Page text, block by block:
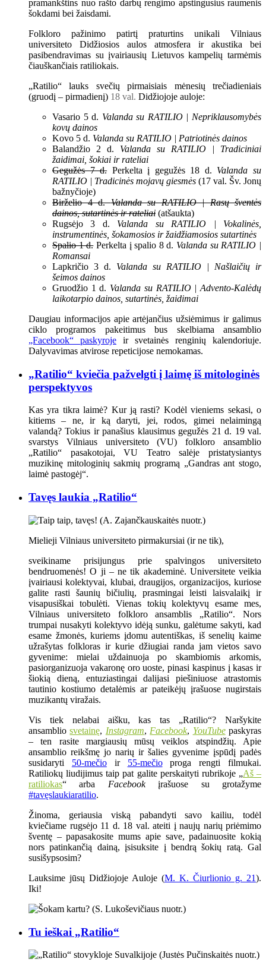
pramankštins nuo rašto darbų rengimo apstingusius raumenis
šokdami bei žaisdami.
Folkloro pažinimo patirtį praturtins unikali Vilniaus
universiteto Didžiosios aulos atmosfera ir akustika bei
pasibendravimas su įvairiausių Lietuvos kampelių tarmėmis
čiauškančiais ratiliokais.
„Ratilio“ lauks svečių pirmaisiais mėnesių trečiadieniais
(gruodį – pirmadienį) 18 val. Didžiojoje auloje:
Vasario 5 d. Valanda su RATILIO | Nepriklausomybės
kovų dainos
Kovo 5 d. Valanda su RATILIO | Patriotinės dainos
Balandžio 2 d. Valanda su RATILIO | Tradiciniai
žaidimai, šokiai ir rateliai
Gegužės 7 d.Perkelta į gegužės 18 d. Valanda su
RATILIO | Tradicinės mojavų giesmės (17 val. Šv. Jonų
bažnyčioje)
Birželio 4 d.Valanda su RATILIO | Rasų šventės
dainos, sutartinės ir rateliai (atšaukta)
Rugsėjo 3 d. Valanda su RATILIO | Vokalinės,
instrumentinės, šokamosios ir žaidžiamosios sutartinės
Spalio 1 d.Perkelta į spalio 8 d. Valanda su RATILIO |
Romansai
Lapkričio 3 d. Valanda su RATILIO | Našlaičių ir
šeimos dainos
Gruodžio 1 d. Valanda su RATILIO | Advento-Kalėdų
laikotarpio dainos, sutartinės, žaidimai
Daugiau informacijos apie artėjančius užsiėmimus ir galimus
ciklo programos pakeitimus bus skelbiama ansamblio
„Facebook“ paskyroje ir svetainės renginių kalendoriuje.
Dalyvavimas atvirose repeticijose nemokamas.
„Ratilio“ kviečia pažvelgti į laimę iš mitologinės
perspektyvos
Kas yra tikra laimė? Kur ją rasti? Kodėl vieniems sekasi, o
kitiems – ne, ir ką daryti, jei, rodos, gimei nelaimingą
valandą? Tokius ir panašius klausimus gegužės 21 d. 19 val.
svarstys Vilniaus universiteto (VU) folkloro ansamblio
„Ratilio“ pasakotojai, VU Teatro salėje pristatysiantys
muzikinę mitologinių sakmių programą „Gandras ant stogo,
laimė pastogėj“.
Tavęs laukia „Ratilio“
Mielieji Vilniaus universiteto pirmakursiai (ir ne tik),
sveikiname prisijungus prie spalvingos universiteto
bendruomenės! O ji – ne tik akademinė. Universitete veikia
įvairiausi kolektyvai, klubai, draugijos, organizacijos, kuriose
galite rasti šaunių bičiulių, prasmingai leisti laisvalaikį ir
visapusiškai tobulėti. Vienas tokių kolektyvų esame mes,
Vilniaus universiteto folkloro ansamblis „Ratilio“. Nors
trumpai nusakyti kolektyvo idėją sunku, galėtume sakyti, kad
esame žmonės, kuriems įdomu autentiškas, iš senelių kaime
užrašytas folkloras ir kurie džiugiai randa jam vietos savo
gyvenime: mielai uždainuoja po skambiomis arkomis,
pasiorganizuoja vakaronę oro uoste, pinasi kaspinus į kasas ir
šiokią dieną, entuziastingai dalijasi piešiniuose atrastomis
tautinio kostiumo detalėmis ar pateikėjų įrašuose nugirstais
muzikantų viražais.
Vis tiek nelabai aišku, kas tas „Ratilio“? Naršykite
ansambliosvetainę, Instagram, Facebook, YouTubepaskyras
– ten rasite margiausių mūsų veiklos atspindžių. Apie
ansamblio reikšmę jo narių ir šalies gyvenime įspūdį padės
susidaryti 50-mečioir 55-mečioproga rengti filmukai.
Ratiliokų liudijimus taip pat galite perskaityti rubrikoje „Aš –
ratiliokas“ arba Facebookįrašuose su grotažyme
#tavęslaukiaratilio.
Žinoma, geriausia viską pabandyti savo kailiu, todėl
kviečiame rugsėjo 11 d. 18 val. ateiti į naujų narių priėmimo
šventę – papasakosite mums apie save, padainuosite kokią
nors patinkančią dainą, įsisuksite į bendrą šokių ratą. Gal
susišypsosim?
Lauksime jūsų Didžiojoje Auloje (M. K. Čiurlionio g. 21).
Iki!
Tu ieškai „Ratilio“